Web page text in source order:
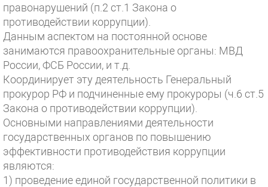
правонарушений (п.2 ст.1 Закона о
противодействии коррупции).
Данным аспектом на постоянной основе
занимаются правоохранительные органы: МВД
России, ФСБ России, и т.д.
Координирует эту деятельность Генеральный
прокурор РФ и подчиненные ему прокуроры (ч.6 ст.5
Закона о противодействии коррупции).
Основными направлениями деятельности
государственных органов по повышению
эффективности противодействия коррупции
являются:
1) проведение единой государственной политики в